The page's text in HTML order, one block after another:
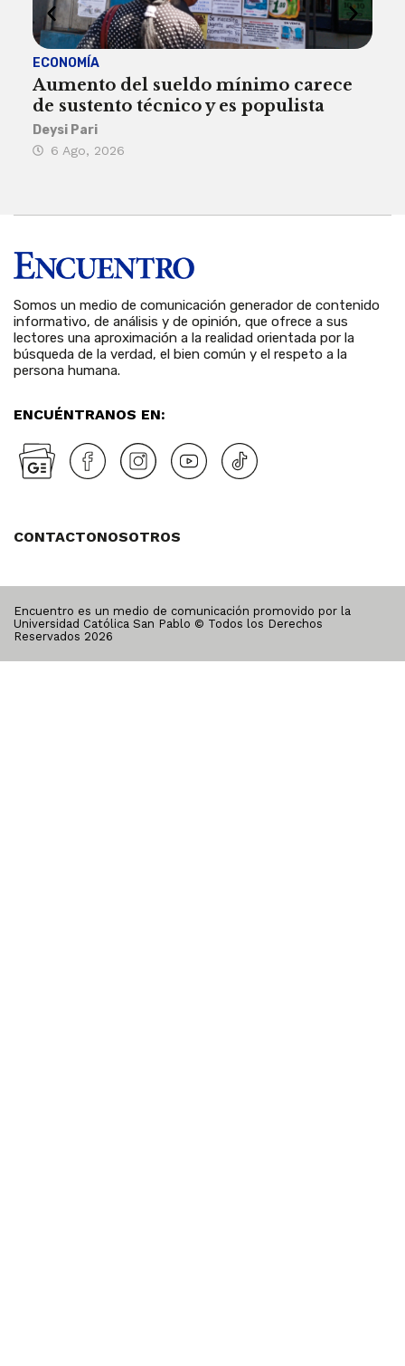
ECONOMÍA
Aumento del sueldo mínimo carece
de sustento técnico y es populista
Deysi Pari
6 Ago, 2026
Somos un medio de comunicación generador de contenido
informativo, de análisis y de opinión, que ofrece a sus
lectores una aproximación a la realidad orientada por la
búsqueda de la verdad, el bien común y el respeto a la
persona humana.
ENCUÉNTRANOS EN:
CONTACTONOSOTROS
Encuentro es un medio de comunicación promovido por la
Universidad Católica San Pablo © Todos los Derechos
Reservados 2026